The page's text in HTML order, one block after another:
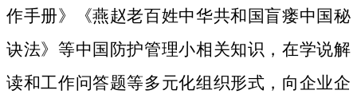
作手册》《燕赵老百姓中华共和国盲瘘中国秘
诀法》等中国防护管理小相关知识，在学说解
读和工作问答题等多元化组织形式，向企业企